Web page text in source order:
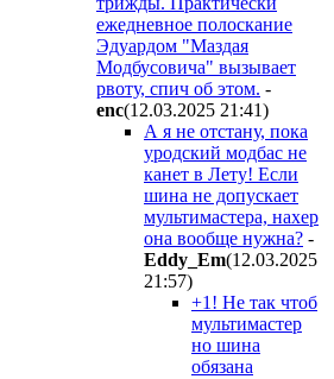
ежедневное полоскание
Эдуардом "Маздая
Модбусовича" вызывает
рвоту, спич об этом. -
enc(12.03.2025 21:41)
А я не отстану, пока
уродский модбас не
канет в Лету! Если
шина не допускает
мультимастера, нахер
она вообще нужна? -
Eddy_Em(12.03.2025
21:57)
+1! Не так чтоб
мультимастер
но шина
обязана